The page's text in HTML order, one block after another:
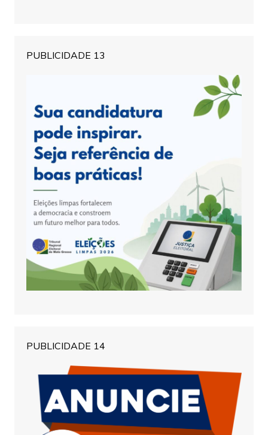
PUBLICIDADE 13
PUBLICIDADE 14